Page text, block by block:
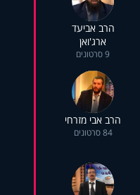
הרב אביעד
ארג'ואן
9 סרטונים
הרב אבי מזרחי
84 סרטונים